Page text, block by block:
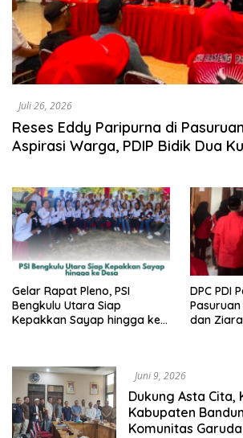
Juli 26, 2026
Reses Eddy Paripurna di
Aspirasi Warga, PDIP Bidik Dua
Gelar Rapat Pleno, PSI
Bengkulu Utara Siap
Kepakkan Sayap hingga ke
DPC PDI
Pasuruan
dan
Juni 9, 2026
Dukung Asta Cita,
Kabupaten
Komunitas